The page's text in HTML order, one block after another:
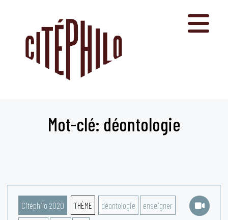
Mot-clé: déontologie
Citéphilo 2020 THÈME déontologie enseigner